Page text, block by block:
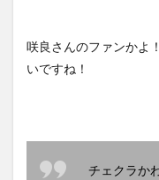
咲良さんのファンかよ
いですね！
チェクラか